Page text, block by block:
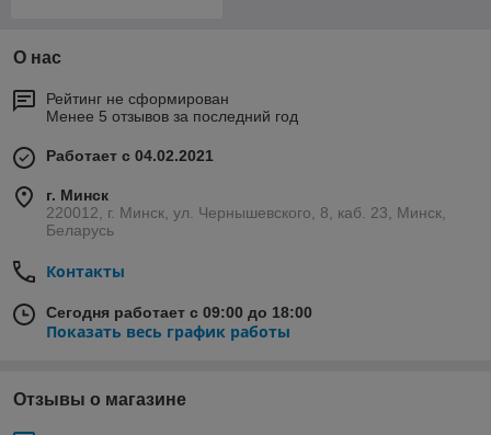
О нас
Рейтинг не сформирован
Менее 5 отзывов за последний год
Работает с 04.02.2021
г. Минск
220012, г. Минск, ул. Чернышевского, 8, каб. 23, Минск,
Беларусь
Контакты
Сегодня работает с 09:00 до 18:00
Показать весь график работы
Отзывы о магазине